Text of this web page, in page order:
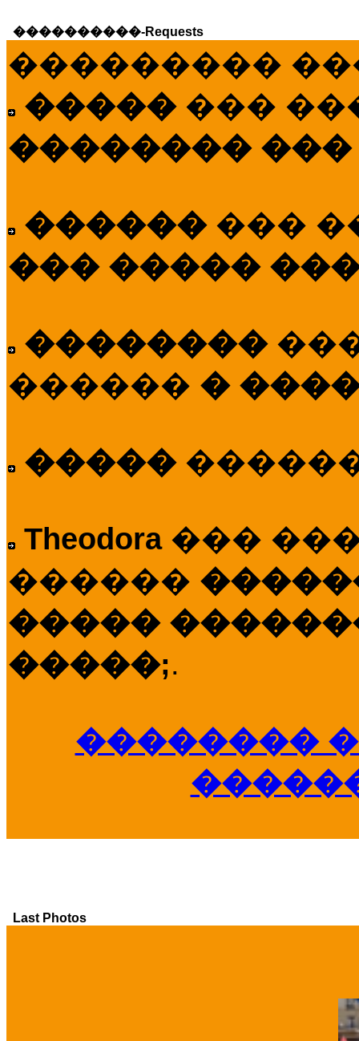
����������-Requests
���������
����� ���
��������
������ ���
��� �����
��������
������ �
�����
Theodora ���
������
�����
�����;.
��������
Last Photos